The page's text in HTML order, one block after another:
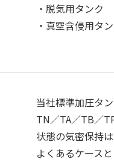
・脱気用タンク
・真空含侵用タ
当社標準加圧タ
TN／TA／TB／
状態の気密保持は
よくあるケース